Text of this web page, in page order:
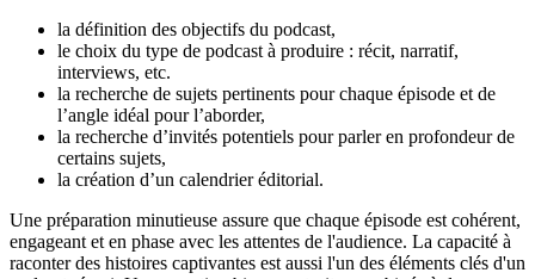
la définition des objectifs du podcast,
le choix du type de podcast à produire : récit, narratif,
interviews, etc.
la recherche de sujets pertinents pour chaque épisode et de
l’angle idéal pour l’aborder,
la recherche d’invités potentiels pour parler en profondeur de
certains sujets,
la création d’un calendrier éditorial.
Une préparation minutieuse assure que chaque épisode est cohérent,
engageant et en phase avec les attentes de l'audience. La capacité à
raconter des histoires captivantes est aussi l'un des éléments clés d'un